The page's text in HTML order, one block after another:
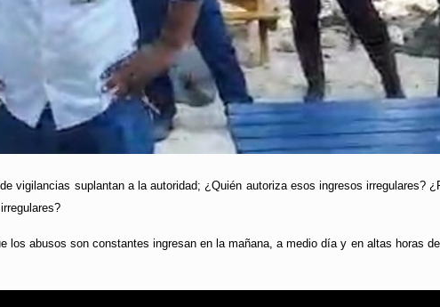
vigilancias suplantan a la autoridad; ¿Quién autoriza esos ingresos irregulares?
los abusos son constantes ingresan en la mañana, a medio día y en altas horas